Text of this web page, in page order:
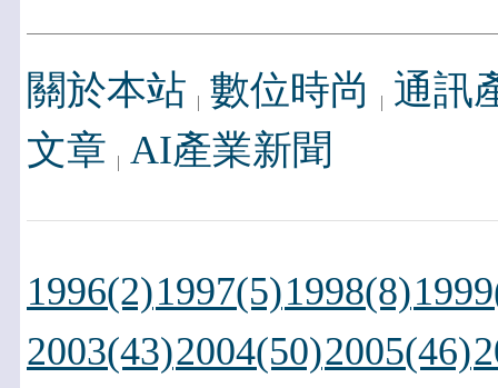
關於本站 數位時尚
通訊
文章 AI產業新聞
1996(2)1997(5)1998(8)
2003(43)2004(50)2005(46)